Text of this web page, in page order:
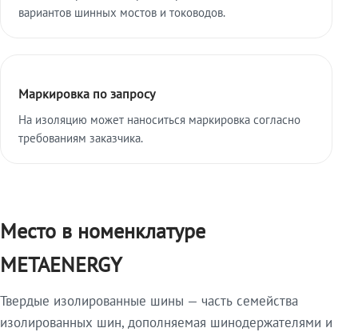
вариантов шинных мостов и тоководов.
Маркировка по запросу
На изоляцию может наноситься маркировка согласно
требованиям заказчика.
Место в номенклатуре
METAENERGY
Твердые изолированные шины — часть семейства
изолированных шин, дополняемая шинодержателями и